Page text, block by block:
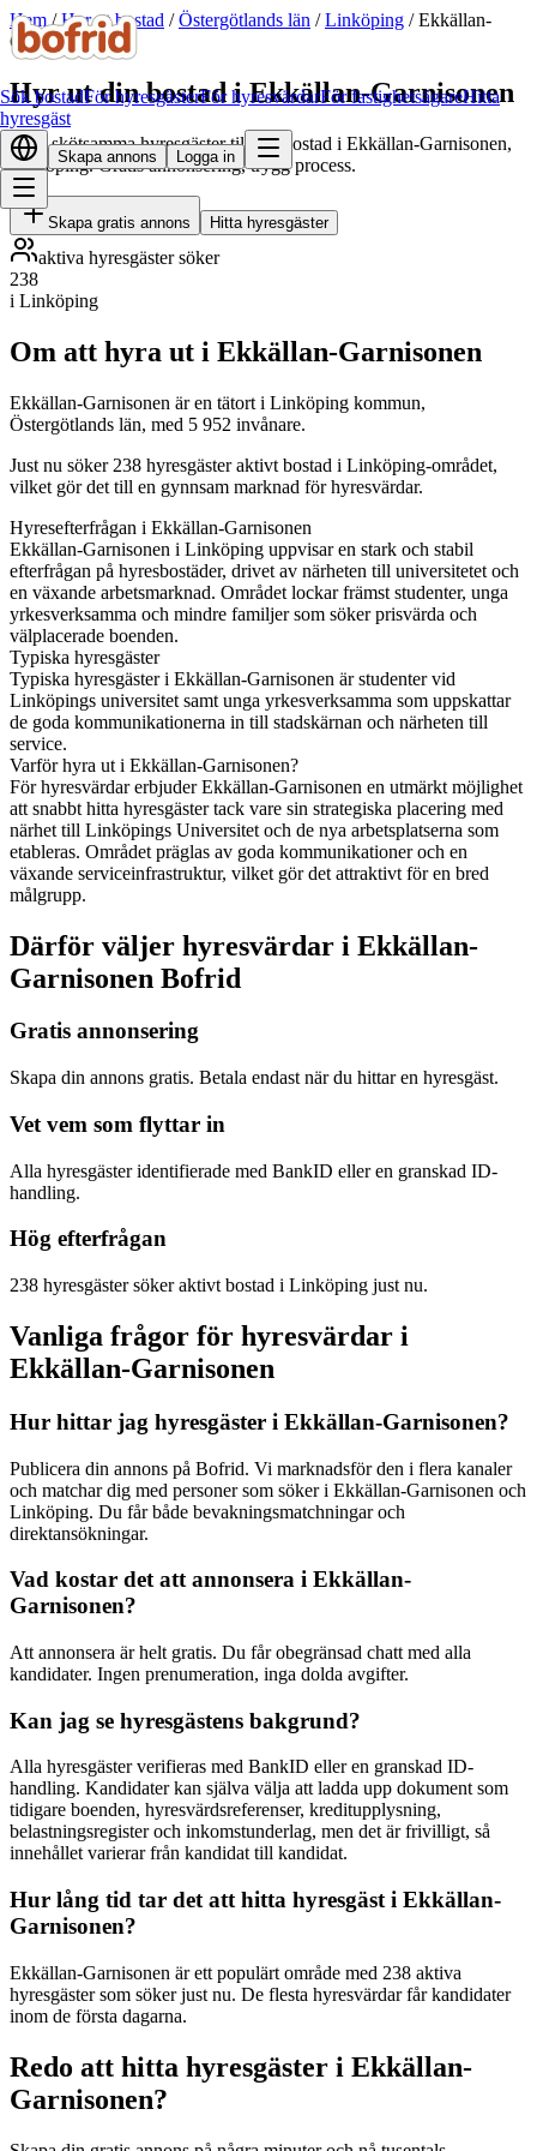
Sök bostadFör hyresgästerFör hyresvärdarFör fastighetsägareHitta
hyresgäst
Skapa annons Logga in
Hem/Hyr ut bostad /Östergötlands län /Linköping /Ekkällan-
Garnisonen
Hyr ut din bostad i Ekkällan-Garnisonen
Hitta skötsamma hyresgäster till din bostad i Ekkällan-Garnisonen,
Linköping. Gratis annonsering, trygg process.
Skapa gratis annons Hitta hyresgäster
aktiva hyresgäster söker
238
i Linköping
Om att hyra ut i Ekkällan-Garnisonen
Ekkällan-Garnisonen är en tätort i Linköping kommun,
Östergötlands län, med 5 952 invånare.
Just nu söker 238 hyresgäster aktivt bostad i Linköping-området,
vilket gör det till en gynnsam marknad för hyresvärdar.
Hyresefterfrågan i Ekkällan-Garnisonen
Ekkällan-Garnisonen i Linköping uppvisar en stark och stabil
efterfrågan på hyresbostäder, drivet av närheten till universitetet och
en växande arbetsmarknad. Området lockar främst studenter, unga
yrkesverksamma och mindre familjer som söker prisvärda och
välplacerade boenden.
Typiska hyresgäster
Typiska hyresgäster i Ekkällan-Garnisonen är studenter vid
Linköpings universitet samt unga yrkesverksamma som uppskattar
de goda kommunikationerna in till stadskärnan och närheten till
service.
Varför hyra ut i Ekkällan-Garnisonen?
För hyresvärdar erbjuder Ekkällan-Garnisonen en utmärkt möjlighet
att snabbt hitta hyresgäster tack vare sin strategiska placering med
närhet till Linköpings Universitet och de nya arbetsplatserna som
etableras. Området präglas av goda kommunikationer och en
växande serviceinfrastruktur, vilket gör det attraktivt för en bred
målgrupp.
Därför väljer hyresvärdar i Ekkällan-
Garnisonen Bofrid
Gratis annonsering
Skapa din annons gratis. Betala endast när du hittar en hyresgäst.
Vet vem som flyttar in
Alla hyresgäster identifierade med BankID eller en granskad ID-
handling.
Hög efterfrågan
238 hyresgäster söker aktivt bostad i Linköping just nu.
Vanliga frågor för hyresvärdar i
Ekkällan-Garnisonen
Hur hittar jag hyresgäster i Ekkällan-Garnisonen?
Publicera din annons på Bofrid. Vi marknadsför den i flera kanaler
och matchar dig med personer som söker i Ekkällan-Garnisonen och
Linköping. Du får både bevakningsmatchningar och
direktansökningar.
Vad kostar det att annonsera i Ekkällan-
Garnisonen?
Att annonsera är helt gratis. Du får obegränsad chatt med alla
kandidater. Ingen prenumeration, inga dolda avgifter.
Kan jag se hyresgästens bakgrund?
Alla hyresgäster verifieras med BankID eller en granskad ID-
handling. Kandidater kan själva välja att ladda upp dokument som
tidigare boenden, hyresvärdsreferenser, kreditupplysning,
belastningsregister och inkomstunderlag, men det är frivilligt, så
innehållet varierar från kandidat till kandidat.
Hur lång tid tar det att hitta hyresgäst i Ekkällan-
Garnisonen?
Ekkällan-Garnisonen är ett populärt område med 238 aktiva
hyresgäster som söker just nu. De flesta hyresvärdar får kandidater
inom de första dagarna.
Redo att hitta hyresgäster i Ekkällan-
Garnisonen?